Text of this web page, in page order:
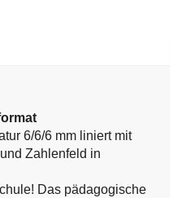
6/6/6 mm liniert mit
Zahlenfeld in
Das pädagogische